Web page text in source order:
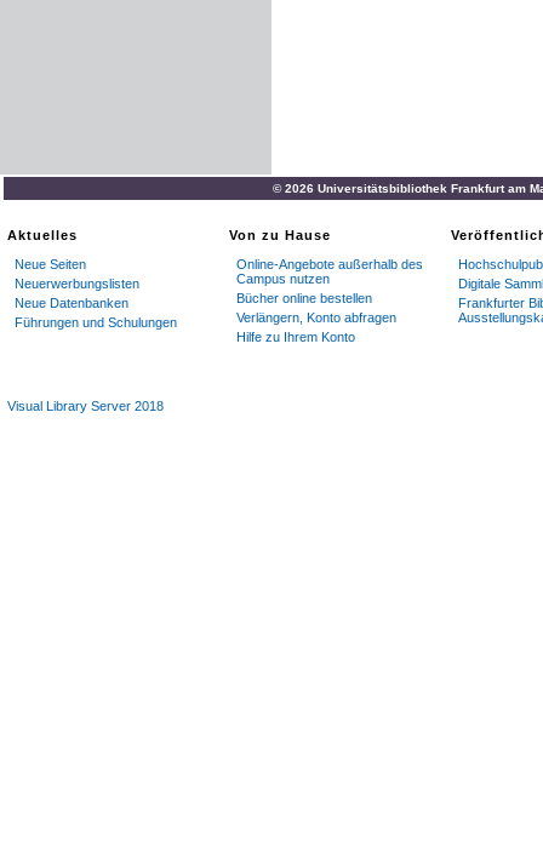
© 2026 Universitätsbibliothek Frankfurt am
Aktuelles
Neue Seiten
Neuerwerbungslisten
Neue Datenbanken
Führungen und Schulungen
Von zu Hause
Online-Angebote außerhalb des
Campus nutzen
Bücher online bestellen
Verlängern, Konto abfragen
Hilfe zu Ihrem Konto
Digitale
Frankfurter
Visual Library Server 2018